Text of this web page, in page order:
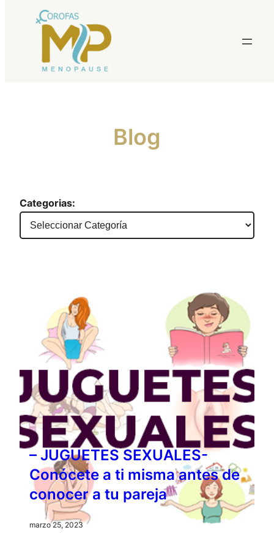
Blog
Categorias:
– JUGUETES SEXUALES-
Conócete a ti misma antes de
conocer a tu pareja
marzo 25, 2023